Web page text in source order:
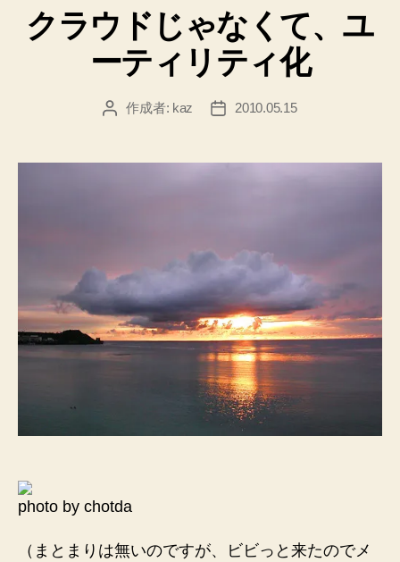
て
3tier
構
成”
ゴ
リ
ー
クラウドじゃなくて、ユ
ーティリティ化
投
作成者: kaz
投
2010.05.15
photo by chotda
（まとまりは無いのですが、ビビっと来たのでメ